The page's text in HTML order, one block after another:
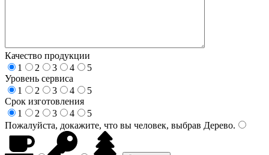
Качество продукции
1
2 3 4
5
Уровень сервиса
1
2 3 4
5
Срок изготовления
1
2 3 4
5
Пожалуйста, докажите, что вы человек, выбрав Дерево.